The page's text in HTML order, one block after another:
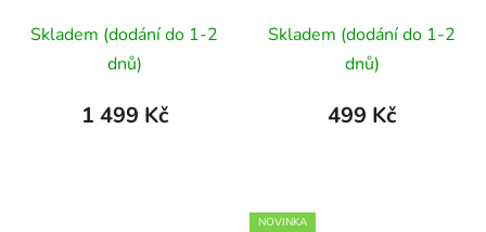
hodnocení
produktu
je
Skladem (dodání do 1-2
dnů)
1 499 Kč
hodnocení
produktu
je
Skladem (dodání do 1-2
dnů)
499 Kč
NOVINKA